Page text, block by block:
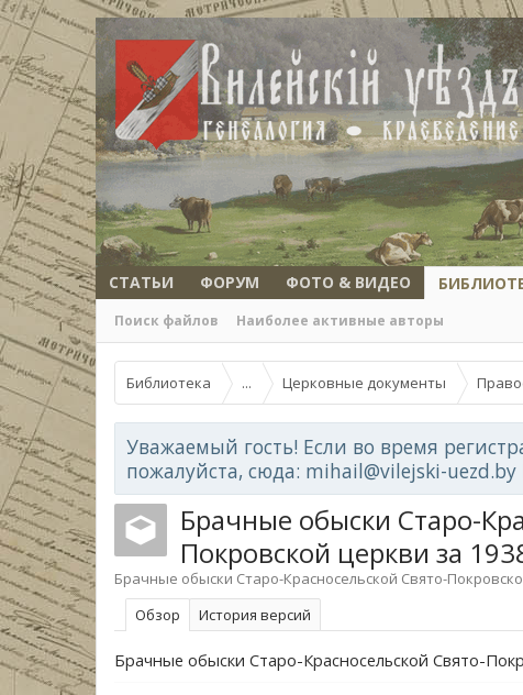
СТАТЬИ ФОРУМ ФОТО & ВИДЕО
Поиск файлов Наиболее активные авторы
Библиотека ... Церковные документы
Уважаемый гость! Если во время
пожалуйста, сюда: mihail@vilejski-
Брачные обыски Старо-
Покровской церкви за
Брачные обыски Старо-Красносельской Свято-
Обзoр
История версий
Брачные обыски Старо-Красносельской Свято-